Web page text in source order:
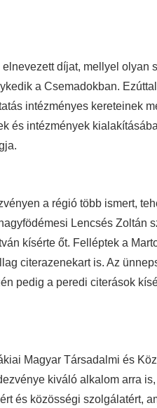
díjat, mellyel
a Csemadokban. Ezúttal
intézményes kereteinek
és intézmények
a régió több ismert,
Lencsés Zoltán
kísérte őt. Felléptek a
citerazenekart is. Az
pedig a peredi citerások
Magyar Társadalmi és
kiváló alkalom arra
és közösségi szolgálatért,